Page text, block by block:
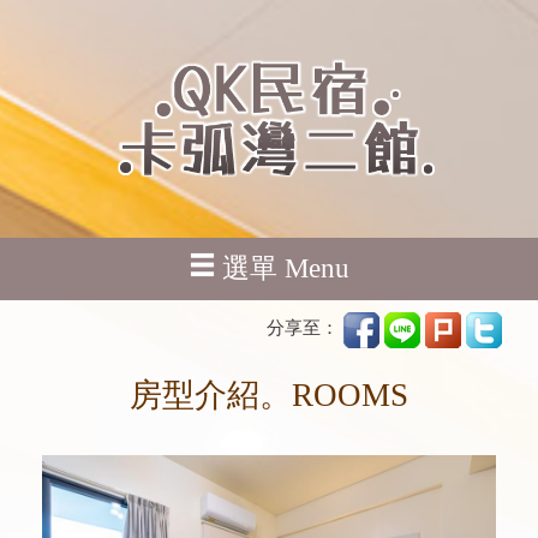
選單 Menu
分享至：
房型介紹。ROOMS